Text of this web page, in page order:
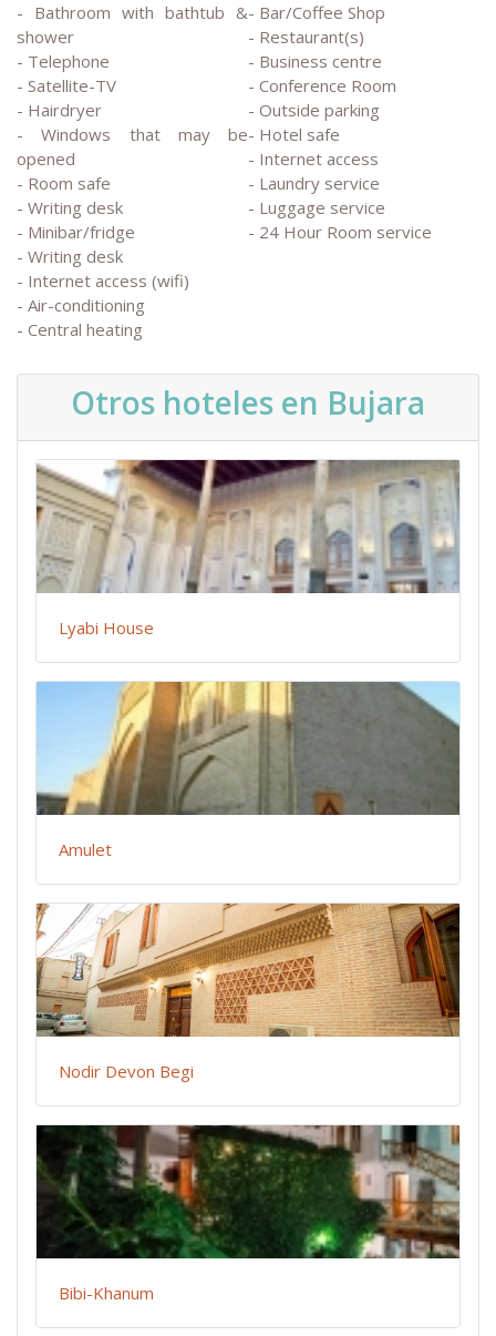
- Bathroom with bathtub &
shower
- Telephone
- Satellite-TV
- Hairdryer
- Windows that may be
opened
- Room safe
- Writing desk
- Minibar/fridge
- Writing desk
- Internet access (wifi)
- Air-conditioning
- Central heating
- Bar/Coffee Shop
- Restaurant(s)
- Business centre
- Conference Room
- Outside parking
- Hotel safe
- Internet access
- Laundry service
- Luggage service
- 24 Hour Room service
Otros hoteles en Bujara
Lyabi House
Amulet
Nodir Devon Begi
Bibi-Khanum